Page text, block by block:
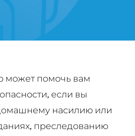
может помочь вам
если вы
насилию или
преследованию